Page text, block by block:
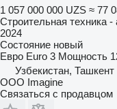
1 057 000 000 UZS ≈ 77
Строительная техника
2024
Состояние новый
Евро Euro 3 Мощность
Узбекистан, Ташкент
OOO Imagine
Связаться с продавцом